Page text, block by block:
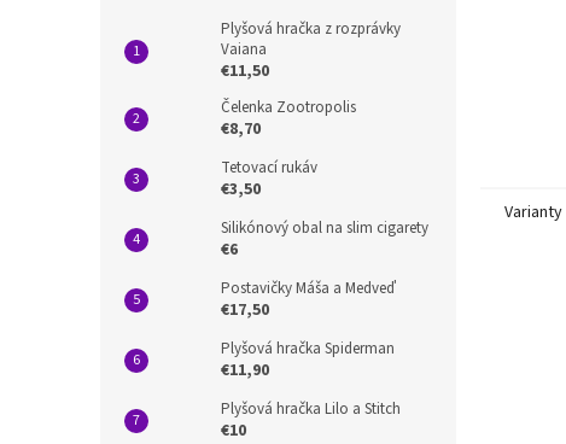
Plyšová hračka z rozprávky
Vaiana
€11,50
Čelenka Zootropolis
€8,70
Tetovací rukáv
€3,50
Silikónový obal na slim cigarety
€6
Postavičky Máša a Medveď
€17,50
Plyšová hračka Spiderman
€11,90
Plyšová hračka Lilo a Stitch
€10
Varianty